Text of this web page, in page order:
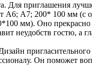
Для приглашения
А6; А7; 200* 100 мм (с
мм). Оно прекрасно
неудобств гостю, а
Он поможет